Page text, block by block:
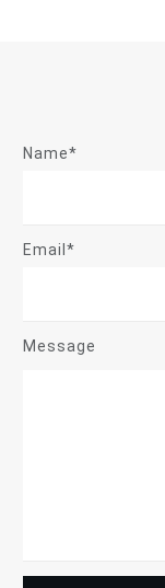
Name*
Email*
Message